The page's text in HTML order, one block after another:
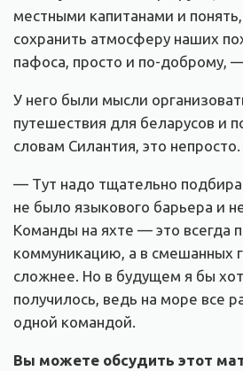
местными капитанами и
сохранить атмосферу наших
пафоса, просто и по-доброму,
У него были мысли
путешествия для беларусов и
словам Силантия, это непросто.
— Тут надо тщательно
не было языкового барьера и
Команды на яхте — это всегда
коммуникацию, а в смешанных
сложнее. Но в будущем я бы
получилось, ведь на море все
одной командой.
Вы можете обсудить этот